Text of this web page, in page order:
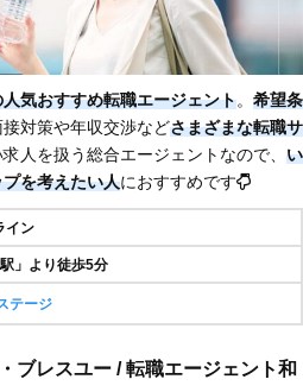
気おすすめ転職エージェント。 希望条
対策や年収交渉などさまざまな転職サ
人を扱う総合エージェントなので、 い
を考えたい人におすすめです
イン
」より徒歩5分
テージ
ブレスユー / 転職エージェント和